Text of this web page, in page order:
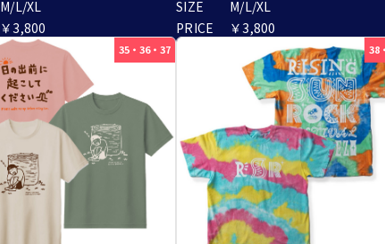
M/L/XL
￥3,800
SIZE
M/L/XL
PRICE
￥3,800
35・36・37 38